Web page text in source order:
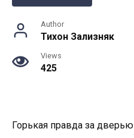
Author
Тихон Зализняк
Views
425
Горькая правда за дверью